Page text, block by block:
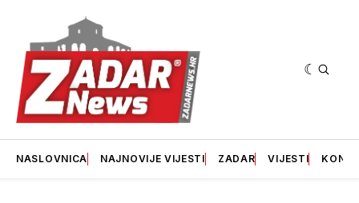
NASLOVNICA NAJNOVIJE VIJESTI ZADAR VIJESTI